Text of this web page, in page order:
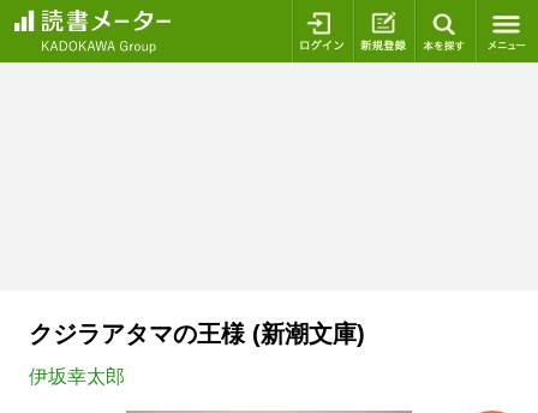
ログイン 新規登録
クジラアタマの王様 (新潮文庫)
伊坂幸太郎